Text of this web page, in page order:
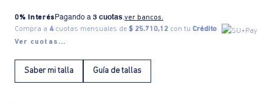
0% Interés Pagando a 3 cuotas.ver bancos.
Compra a 4cuotas mensuales de $ 25.710,12 con tu Crédito
Ver cuotas...
Saber mi talla Guía de tallas